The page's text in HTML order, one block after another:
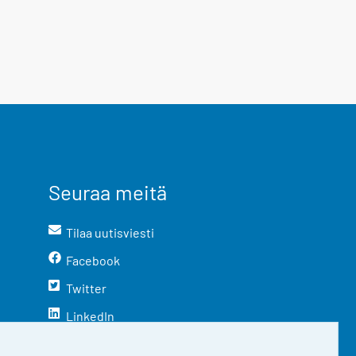
Seuraa meitä
Tilaa uutisviesti
Facebook
Twitter
LinkedIn